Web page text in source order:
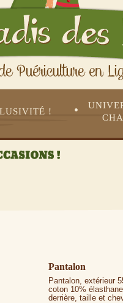
! •
Pantalon
Pantalon, extérieur
coton 10%
derrière, taille et